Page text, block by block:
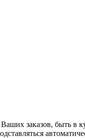
заказов, быть